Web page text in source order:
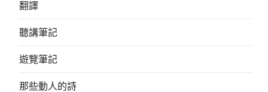
翻譯
聽講筆記
遊覽筆記
那些動人的詩